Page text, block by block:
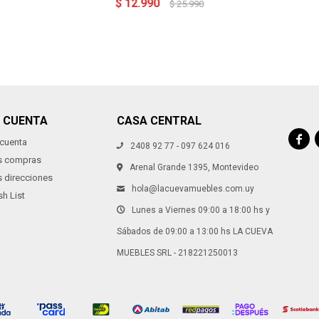
$ 12.990 $ 25.990
CUENTA
compras
direcciones
List
CASA CENTRAL
2408 92 77 - 097 624 016
Arenal Grande 1395, Montevideo
hola@lacuevamuebles.com.uy
Lunes a Viernes 09:00 a 18:00 hs y
Sábados de 09:00 a 13:00 hs LA CUEVA
MUEBLES SRL - 218221250013
